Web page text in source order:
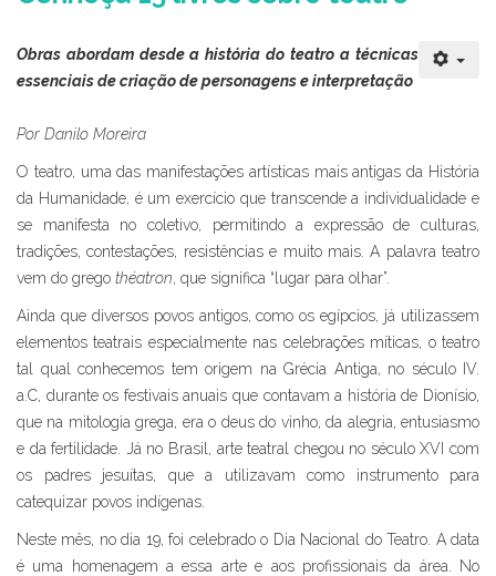
Obras abordam desde a história do teatro a técnicas
essenciais de criação de personagens e interpretação
Por Danilo Moreira
O teatro, uma das manifestações artísticas mais antigas da História
da Humanidade, é um exercício que transcende a individualidade e
se manifesta no coletivo, permitindo a expressão de culturas,
tradições, contestações, resistências e muito mais. A palavra teatro
vem do grego théatron, que significa “lugar para olhar”.
Ainda que diversos povos antigos, como os egípcios, já utilizassem
elementos teatrais especialmente nas celebrações míticas, o teatro
tal qual conhecemos tem origem na Grécia Antiga, no século IV.
a.C, durante os festivais anuais que contavam a história de Dionísio,
que na mitologia grega, era o deus do vinho, da alegria, entusiasmo
e da fertilidade. Já no Brasil, arte teatral chegou no século XVI com
os padres jesuítas, que a utilizavam como instrumento para
catequizar povos indígenas.
Neste mês, no dia 19, foi celebrado o Dia Nacional do Teatro. A data
é uma homenagem a essa arte e aos profissionais da área. No